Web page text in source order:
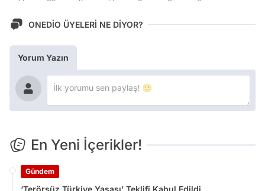
ONEDİO ÜYELERİ NE DİYOR?
Yorum Yazın
En Yeni İçerikler!
Gündem